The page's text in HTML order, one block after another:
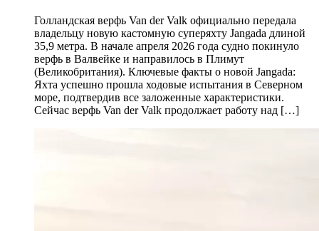
Голландская верфь Van der Valk официально передала
владельцу новую кастомную суперяхту Jangada длиной
35,9 метра. В начале апреля 2026 года судно покинуло
верфь в Валвейке и направилось в Плимут
(Великобритания). Ключевые факты о новой Jangada:
Яхта успешно прошла ходовые испытания в Северном
море, подтвердив все заложенные характеристики.
Сейчас верфь Van der Valk продолжает работу над […]